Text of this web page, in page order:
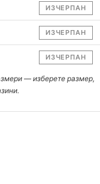
ИЗЧЕРПАН
ИЗЧЕРПАН
ИЗЧЕРПАН
— изберете размер,